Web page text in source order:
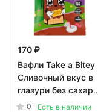
170 ₽
Вафли Take a Bitey
Сливочный вкус в
глазури без сахара
35 гр
0
Есть в наличии